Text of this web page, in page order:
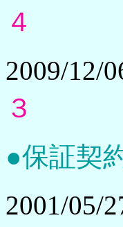
４
2009/12/
３
●保証契
2001/05/